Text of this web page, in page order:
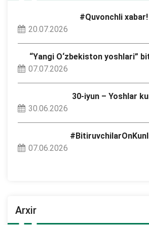
#Quvonchli xabar!
20.07.2026
“Yangi O‘zbekiston yoshlari”
07.07.2026
30-iyun – Yoshlar
30.06.2026
07.06.2026
Arxir